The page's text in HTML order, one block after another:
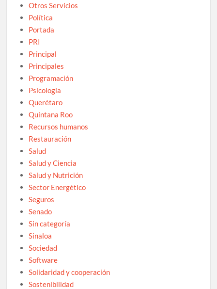
Otros Servicios
Política
Portada
PRI
Principal
Principales
Programación
Psicología
Querétaro
Quintana Roo
Recursos humanos
Restauración
Salud
Salud y Ciencia
Salud y Nutrición
Sector Energético
Seguros
Senado
Sin categoría
Sinaloa
Sociedad
Software
Solidaridad y cooperación
Sostenibilidad